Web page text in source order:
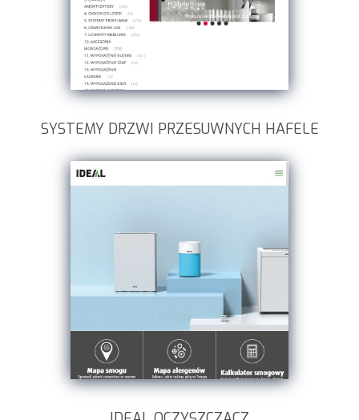
SYSTEMY DRZWI PRZESUWNYCH HAFELE